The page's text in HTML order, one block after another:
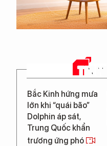
TIN MỚI
Bắc Kinh hứng mưa
lớn khi “quái bão”
Dolphin áp sát,
Trung Quốc khẩn
trương ứng phó